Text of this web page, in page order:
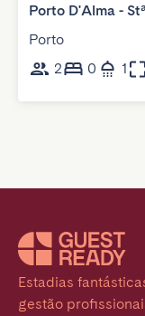
Porto D'Alma -
Porto
2
0 1
Estadias
gestão